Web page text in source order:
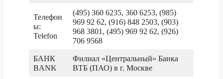
Телефон
ы:
Telefon
(495) 360 6235, 360 6253, (985)
969 92 62, (916) 848 2503, (903)
968 3801, (495) 969 92 62, (926)
706 9568
БАНК
BANK
Филиал «Центральный» Банка
ВТБ (ПАО) в г. Москве